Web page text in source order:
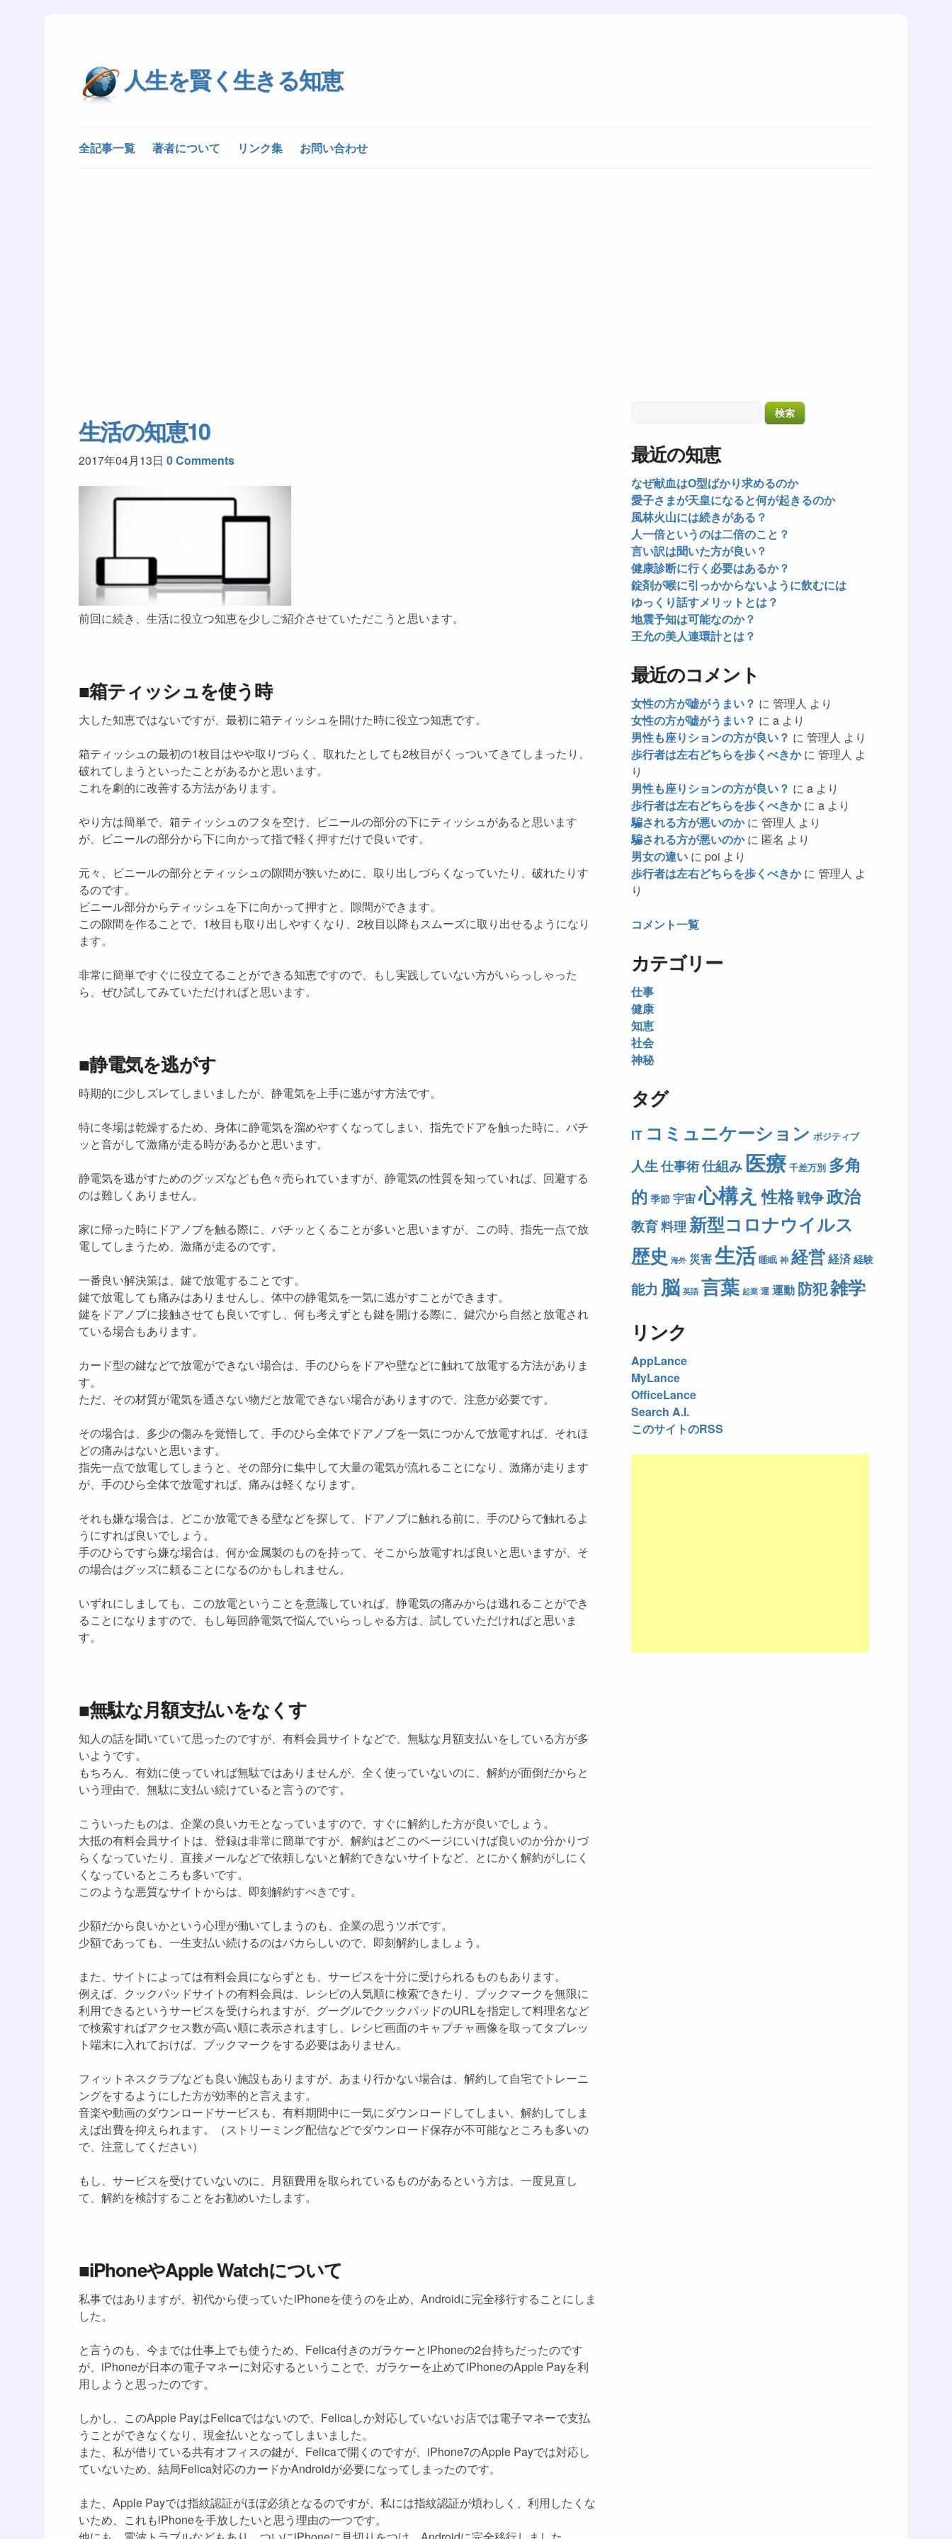
人生を賢く生きる知恵
全記事一覧 著者について リンク集 お問い合わせ
生活の知恵10
2017年04月13日 0 Comments
前回に続き、生活に役立つ知恵を少しご紹介させていただこうと思います。
■箱ティッシュを使う時
大した知恵ではないですが、最初に箱ティッシュを開けた時に役立つ知恵です。
箱ティッシュの最初の1枚目はやや取りづらく、取れたとしても2枚目がくっついてきてしまったり、
破れてしまうといったことがあるかと思います。
これを劇的に改善する方法があります。
やり方は簡単で、箱ティッシュのフタを空け、ビニールの部分の下にティッシュがあると思います
が、ビニールの部分から下に向かって指で軽く押すだけで良いです。
元々、ビニールの部分とティッシュの隙間が狭いために、取り出しづらくなっていたり、破れたりす
るのです。
ビニール部分からティッシュを下に向かって押すと、隙間ができます。
この隙間を作ることで、1枚目も取り出しやすくなり、2枚目以降もスムーズに取り出せるようになり
ます。
非常に簡単ですぐに役立てることができる知恵ですので、もし実践していない方がいらっしゃった
ら、ぜひ試してみていただければと思います。
■静電気を逃がす
時期的に少しズレてしまいましたが、静電気を上手に逃がす方法です。
特に冬場は乾燥するため、身体に静電気を溜めやすくなってしまい、指先でドアを触った時に、バチ
ッと音がして激痛が走る時があるかと思います。
静電気を逃がすためのグッズなども色々売られていますが、静電気の性質を知っていれば、回避する
のは難しくありません。
家に帰った時にドアノブを触る際に、バチッとくることが多いと思いますが、この時、指先一点で放
電してしまうため、激痛が走るのです。
一番良い解決策は、鍵で放電することです。
鍵で放電しても痛みはありませんし、体中の静電気を一気に逃がすことができます。
鍵をドアノブに接触させても良いですし、何も考えずとも鍵を開ける際に、鍵穴から自然と放電され
ている場合もあります。
カード型の鍵などで放電ができない場合は、手のひらをドアや壁などに触れて放電する方法がありま
す。
ただ、その材質が電気を通さない物だと放電できない場合がありますので、注意が必要です。
その場合は、多少の傷みを覚悟して、手のひら全体でドアノブを一気につかんで放電すれば、それほ
どの痛みはないと思います。
指先一点で放電してしまうと、その部分に集中して大量の電気が流れることになり、激痛が走ります
が、手のひら全体で放電すれば、痛みは軽くなります。
それも嫌な場合は、どこか放電できる壁などを探して、ドアノブに触れる前に、手のひらで触れるよ
うにすれば良いでしょう。
手のひらですら嫌な場合は、何か金属製のものを持って、そこから放電すれば良いと思いますが、そ
の場合はグッズに頼ることになるのかもしれません。
いずれにしましても、この放電ということを意識していれば、静電気の痛みからは逃れることができ
ることになりますので、もし毎回静電気で悩んでいらっしゃる方は、試していただければと思いま
す。
■無駄な月額支払いをなくす
知人の話を聞いていて思ったのですが、有料会員サイトなどで、無駄な月額支払いをしている方が多
いようです。
もちろん、有効に使っていれば無駄ではありませんが、全く使っていないのに、解約が面倒だからと
いう理由で、無駄に支払い続けていると言うのです。
こういったものは、企業の良いカモとなっていますので、すぐに解約した方が良いでしょう。
大抵の有料会員サイトは、登録は非常に簡単ですが、解約はどこのページにいけば良いのか分かりづ
らくなっていたり、直接メールなどで依頼しないと解約できないサイトなど、とにかく解約がしにく
くなっているところも多いです。
このような悪質なサイトからは、即刻解約すべきです。
少額だから良いかという心理が働いてしまうのも、企業の思うツボです。
少額であっても、一生支払い続けるのはバカらしいので、即刻解約しましょう。
また、サイトによっては有料会員にならずとも、サービスを十分に受けられるものもあります。
例えば、クックパッドサイトの有料会員は、レシピの人気順に検索できたり、ブックマークを無限に
利用できるというサービスを受けられますが、グーグルでクックパッドのURLを指定して料理名など
で検索すればアクセス数が高い順に表示されますし、レシピ画面のキャプチャ画像を取ってタブレッ
ト端末に入れておけば、ブックマークをする必要はありません。
フィットネスクラブなども良い施設もありますが、あまり行かない場合は、解約して自宅でトレーニ
ングをするようにした方が効率的と言えます。
音楽や動画のダウンロードサービスも、有料期間中に一気にダウンロードしてしまい、解約してしま
えば出費を抑えられます。（ストリーミング配信などでダウンロード保存が不可能なところも多いの
で、注意してください）
もし、サービスを受けていないのに、月額費用を取られているものがあるという方は、一度見直し
て、解約を検討することをお勧めいたします。
■iPhoneやApple Watchについて
私事ではありますが、初代から使っていたiPhoneを使うのを止め、Androidに完全移行することにしま
した。
と言うのも、今までは仕事上でも使うため、Felica付きのガラケーとiPhoneの2台持ちだったのです
が、iPhoneが日本の電子マネーに対応するということで、ガラケーを止めてiPhoneのApple Payを利
用しようと思ったのです。
しかし、このApple PayはFelicaではないので、Felicaしか対応していないお店では電子マネーで支払
うことができなくなり、現金払いとなってしまいました。
また、私が借りている共有オフィスの鍵が、Felicaで開くのですが、iPhone7のApple Payでは対応し
ていないため、結局Felica対応のカードかAndroidが必要になってしまったのです。
また、Apple Payでは指紋認証がほぼ必須となるのですが、私には指紋認証が煩わしく、利用したくな
いため、これもiPhoneを手放したいと思う理由の一つです。
最近の知恵
なぜ献血はO型ばかり求めるのか
愛子さまが天皇になると何が起きるのか
風林火山には続きがある？
人一倍というのは二倍のこと？
言い訳は聞いた方が良い？
健康診断に行く必要はあるか？
錠剤が喉に引っかからないように飲むには
ゆっくり話すメリットとは？
地震予知は可能なのか？
王允の美人連環計とは？
最近のコメント
女性の方が嘘がうまい？ に 管理人 より
女性の方が嘘がうまい？ に a より
男性も座りションの方が良い？ に 管理人 より
歩行者は左右どちらを歩くべきかに 管理人 よ
り
男性も座りションの方が良い？ に a より
歩行者は左右どちらを歩くべきかに a より
騙される方が悪いのかに 管理人 より
騙される方が悪いのかに 匿名 より
男女の違い に poi より
歩行者は左右どちらを歩くべきかに 管理人 よ
り
コメント一覧
カテゴリー
仕事
健康
知恵
社会
神秘
タグ
IT コミュニケーション ポジティブ
人生仕事術仕組み医療 千差万別 多角
的 季節 宇宙心構え 性格戦争政治
教育料理 新型コロナウイルス
歴史 海外 災害生活 睡眠 神 経営経済 経験
能力 脳 英語 言葉 起業 運 運動 防犯雑学
リンク
AppLance
MyLance
OfficeLance
Search A.I.
このサイトのRSS